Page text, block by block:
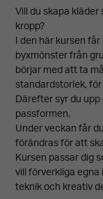
Vill du skapa
kropp?
I den här kursen
byxmönster från
börjar med att ta
standardstorlek,
Därefter syr du
passformen.
Under veckan får
förändras för att
Kursen passar dig
vill förverkliga
teknik och kreativ